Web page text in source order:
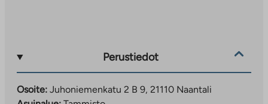
Perustiedot
Osoite: Juhoniemenkatu 2 B 9, 21110 Naantali